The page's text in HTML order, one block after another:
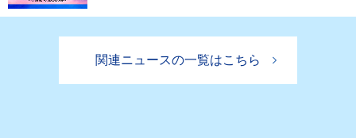
関連ニュースの一覧はこちら